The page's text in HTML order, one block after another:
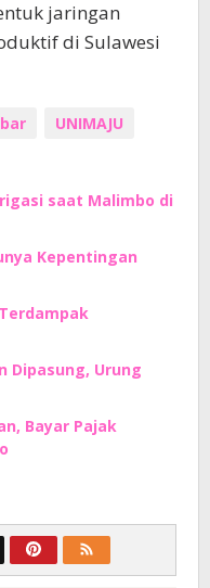
jaringan
di Sulawesi
UNIMAJU
saat Malimbo di
Kepentingan
Dipasung, Urung
Bayar Pajak